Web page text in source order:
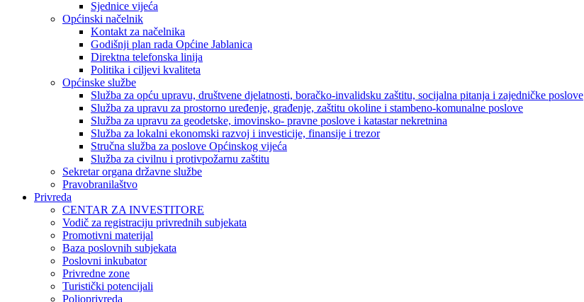
Sjednice vijeća
Općinski načelnik
Kontakt za načelnika
Godišnji plan rada Općine Jablanica
Direktna telefonska linija
Politika i ciljevi kvaliteta
Općinske službe
Služba za opću upravu, društvene djelatnosti, boračko-invalidsku zaštitu, socijalna pitanja i zajedničke poslove
Služba za upravu za prostorno uređenje, građenje, zaštitu okoline i stambeno-komunalne poslove
Služba za upravu za geodetske, imovinsko- pravne poslove i katastar nekretnina
Služba za lokalni ekonomski razvoj i investicije, finansije i trezor
Stručna služba za poslove Općinskog vijeća
Služba za civilnu i protivpožarnu zaštitu
Sekretar organa državne službe
Pravobranilaštvo
Privreda
CENTAR ZA INVESTITORE
Vodič za registraciju privrednih subjekata
Promotivni materijal
Baza poslovnih subjekata
Poslovni inkubator
Privredne zone
Turistički potencijali
Poljoprivreda